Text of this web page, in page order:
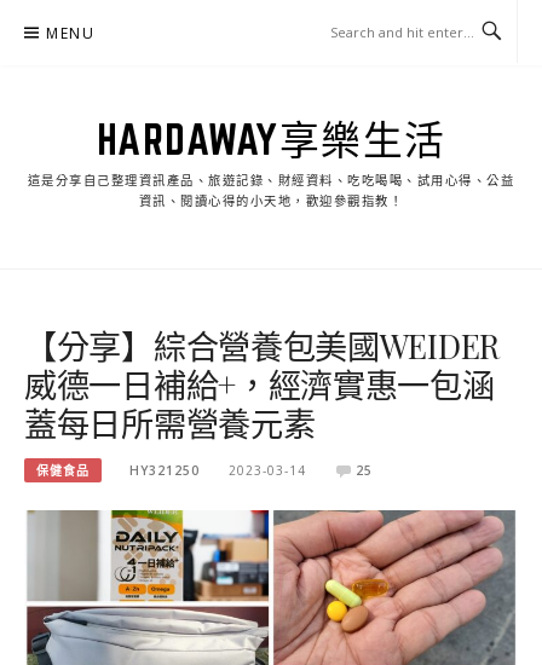
MENU
HARDAWAY享樂生活
這是分享自己整理資訊產品、旅遊記錄、財經資料、吃吃喝喝、試用心得、公益
資訊、閱讀心得的小天地，歡迎參觀指教！
【分享】綜合營養包美國WEIDER
威德一日補給+，經濟實惠一包涵
蓋每日所需營養元素
保健食品 HY321250 2023-03-14 25